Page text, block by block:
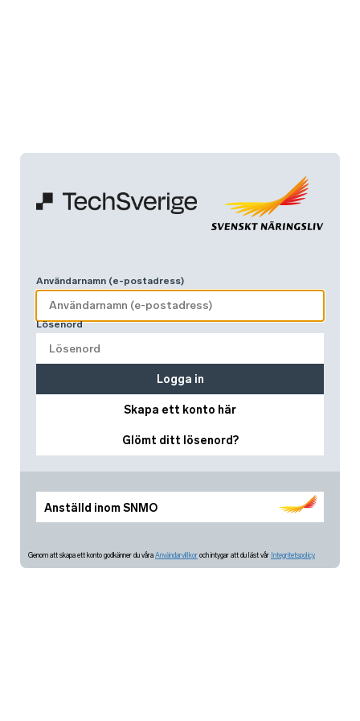
Anställd inom SNMO
Användarnamn (e-postadress)
Lösenord
Skapa ett konto här
Glömt ditt lösenord?
Logga in
Genom att skapa ett konto godkänner du våra Användarvillkor och intygar att du läst vår Integritetspolicy.